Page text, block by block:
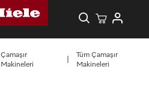
Çamaşır
Makineleri
Tüm Çamaşır
Makineleri